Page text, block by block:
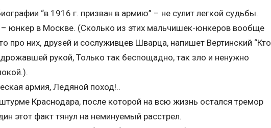
“в 1916 г. призван в армию” – не сулит легкой судьбы.
юнкер в Москве. (Сколько из этих мальчишек-юнкеров вообще
про них, друзей и сослуживцев Шварца, напишет Вертинский “Кто
рукой, Только так беспощадно, так зло и ненужно
армия, Ледяной поход!..
Краснодара, после которой на всю жизнь остался тремор
этот факт тянул на неминуемый расстрел.